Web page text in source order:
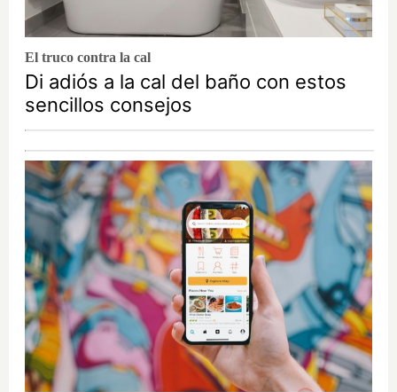
El truco contra la cal
Di adiós a la cal del baño con estos
sencillos consejos